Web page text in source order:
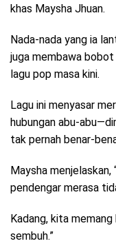
khas Maysha Jhuan.
Nada-nada yang ia
juga membawa
lagu pop masa kini.
Lagu ini menyasar
hubungan abu-
tak pernah benar-
Maysha menjelaskan,
pendengar merasa
Kadang, kita
sembuh.”